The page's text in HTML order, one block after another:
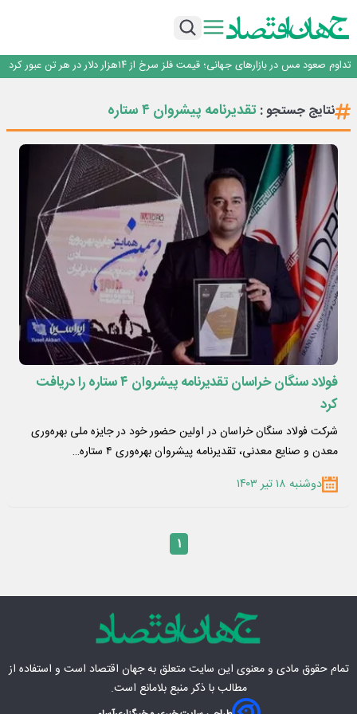
سرپرست اداره کل روابط عمومی بیمه مرکزی منصوب شد
تداوم صعود مس در بازارهای جهانی؛ قیمت فلز سرخ از ۱۴هزار دلار در هر تن عبور کرد
فولاد مبارکه اصفهان
سرپرست اداره کل روابط عمومی بیمه مرکزی منصوب شد
نتایج جستجو : تقدیرنامه پیشروان ۴ ستاره
فولاد سنگان خراسان تقدیرنامه پیشروان ۴ ستاره را دریافت
کرد
شرکت فولاد سنگان خراسان در اولین حضور خود در جایزه ملی بهره‌وری
معدن و صنایع معدنی، تقدیرنامه پیشروان بهره‌وری ۴ ستاره…
دوشنبه ۱۸ تیر ۱۴۰۳
۱
تمام حقوق مادی‌ و معنوی این سایت متعلق بهجهان اقتصاد است و استفاده از
مطالب با ذکر منبع بلامانع است.